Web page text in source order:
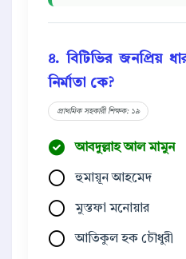
৪. বিটিভির জনপ্রিয়
নির্মাতা কে?
প্রাথমিক সহকারী শিক্ষক: ১৯
আবদুল্লাহ আল মামুন
হুমায়ূন আহমেদ
মুস্তফা মনোয়ার
আতিকুল হক চৌধুরী